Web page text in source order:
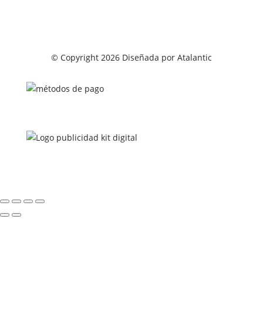
© Copyright 2026 Diseñada por Atalantic